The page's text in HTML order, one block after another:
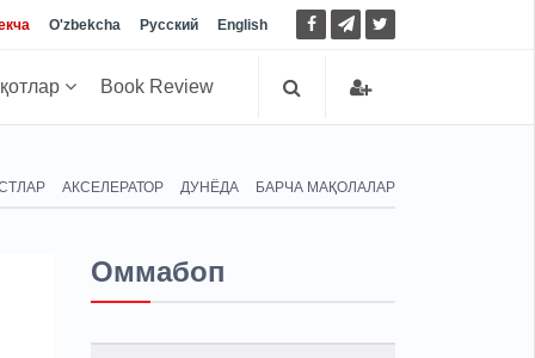
O'zbekcha Русский English
Book Review
АКСЕЛЕРАТОР ДУНЁДА БАРЧА МАҚОЛАЛАР
Оммабоп